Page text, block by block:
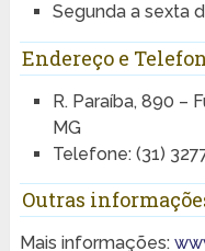
Segunda a sexta
Endereço e
R. Paraíba, 890 –
MG
Telefone: (31)
Outras
Mais informações: